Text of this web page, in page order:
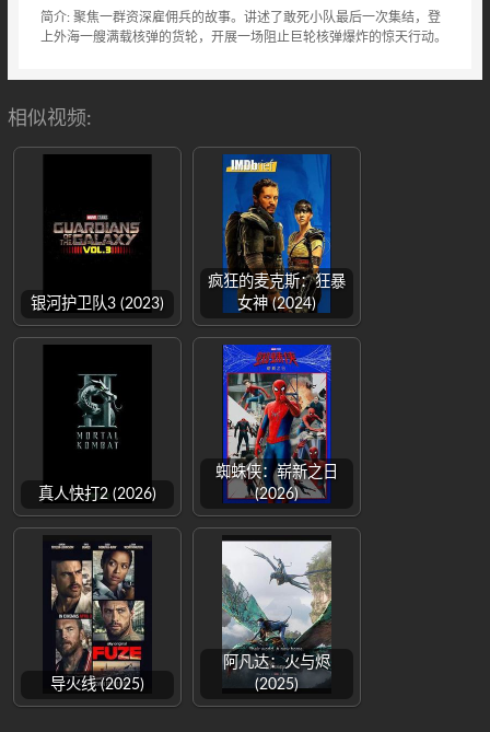
简介: 聚焦一群资深雇佣兵的故事。讲述了敢死小队最后一次集结，登
上外海一艘满载核弹的货轮，开展一场阻止巨轮核弹爆炸的惊天行动。
相似视频:
银河护卫队3 (2023)
疯狂的麦克斯：狂暴
女神 (2024)
真人快打2 (2026)
蜘蛛侠：崭新之日
(2026)
导火线 (2025)
阿凡达：火与烬
(2025)